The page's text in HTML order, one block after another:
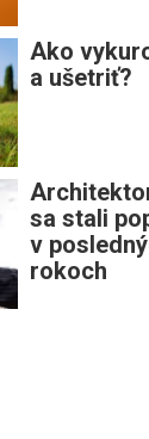
Ako
a ušetriť?
sa stali
v
rokoch